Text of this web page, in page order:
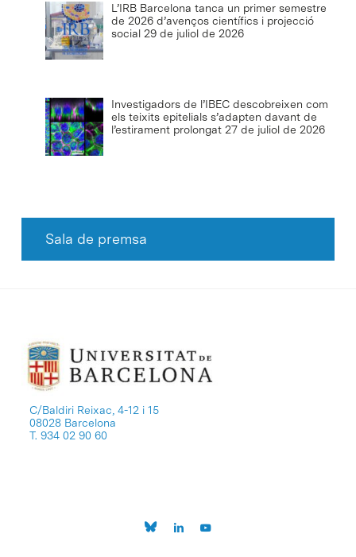
L’IRB Barcelona tanca un primer semestre
de 2026 d’avenços científics i projecció
social 29 de juliol de 2026
Investigadors de l’IBEC descobreixen com
els teixits epitelials s’adapten davant de
l’estirament prolongat 27 de juliol de 2026
Sala de premsa
C/Baldiri Reixac, 4-12 i 15
08028 Barcelona
T. 934 02 90 60